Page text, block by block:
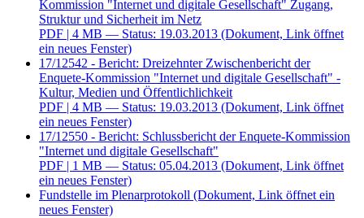
Kommission "Internet und digitale Gesellschaft" Zugang,
Struktur und Sicherheit im Netz
PDF | 4 MB — Status: 19.03.2013 (Dokument, Link öffnet
ein neues Fenster)
17/12542 - Bericht: Dreizehnter Zwischenbericht der
Enquete-Kommission "Internet und digitale Gesellschaft" -
Kultur, Medien und Öffentlichlichkeit
PDF | 4 MB — Status: 19.03.2013 (Dokument, Link öffnet
ein neues Fenster)
17/12550 - Bericht: Schlussbericht der Enquete-Kommission
"Internet und digitale Gesellschaft"
PDF | 1 MB — Status: 05.04.2013 (Dokument, Link öffnet
ein neues Fenster)
Fundstelle im Plenarprotokoll (Dokument, Link öffnet ein
neues Fenster)